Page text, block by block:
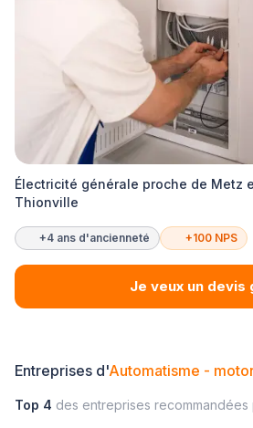
Électricité générale proche de Metz
Thionville
+4 ans d'ancienneté +100 NPS
Je veux un devis
Entreprises d'Automatisme -
Top 4 des entreprises